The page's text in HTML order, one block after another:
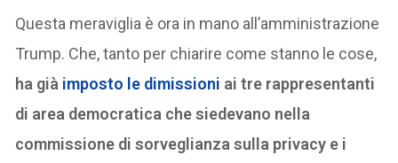
Questa meraviglia è ora in mano all’amministrazione
Trump. Che, tanto per chiarire come stanno le cose,
ha già imposto le dimissioni ai tre rappresentanti
di area democratica che siedevano nella
commissione di sorveglianza sulla privacy e i